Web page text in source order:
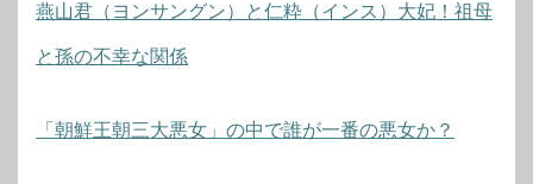
燕山君（ヨンサングン）と仁粋（インス）大妃！祖母
と孫の不幸な関係
「朝鮮王朝三大悪女」の中で誰が一番の悪女か？